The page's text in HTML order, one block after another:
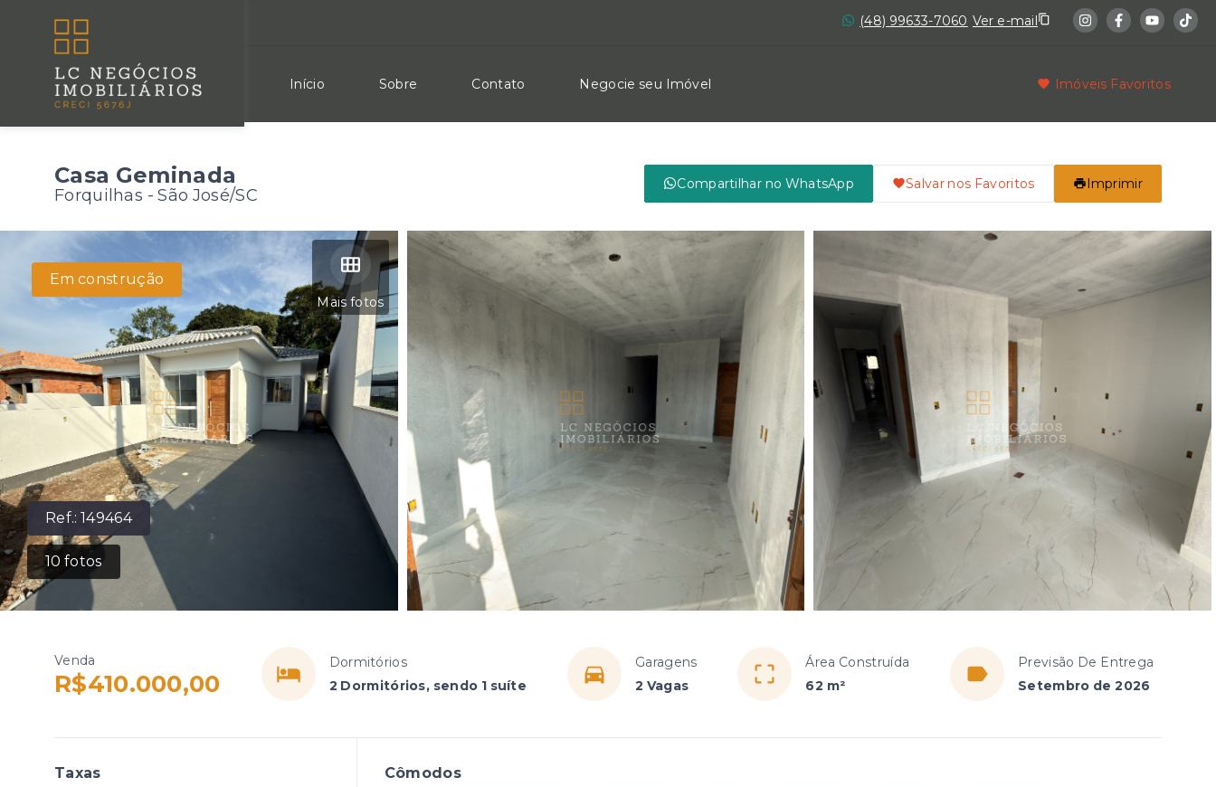
(48) 99633-7060 Ver e-mail
Início Sobre Contato Negocie seu Imóvel Imóveis Favoritos
Casa Geminada
Forquilhas - São José/SC
Compartilhar no WhatsApp Salvar nos Favoritos Imprimir
Ref.:149464
10 fotos
Mais fotos
Em construção
Venda
R$410.000,00
Dormitórios
2 Dormitórios, sendo 1 suíte
Garagens
2 Vagas
Área Construída
62 m²
Previsão De Entrega
Setembro de 2026
Cômodos
Taxas